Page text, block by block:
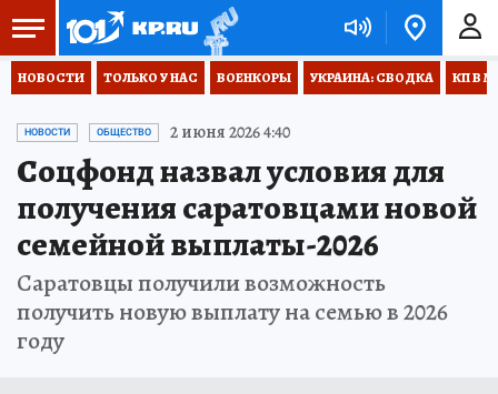
НОВОСТИ ТОЛЬКО У НАС ВОЕНКОРЫ УКРАИНА: СВОДКА КП В
НОВОСТИ ОБЩЕСТВО 2 июня 2026 4:40
Соцфонд назвал условия для
получения саратовцами новой
семейной выплаты-2026
Саратовцы получили возможность
получить новую выплату на семью в 2026
году